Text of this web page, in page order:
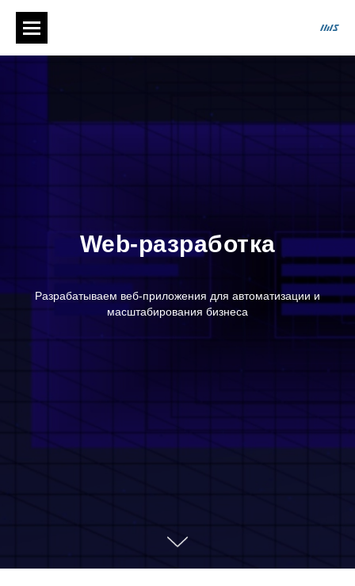
Web-разработка
Разрабатываем веб-приложения для автоматизации и
масштабирования бизнеса